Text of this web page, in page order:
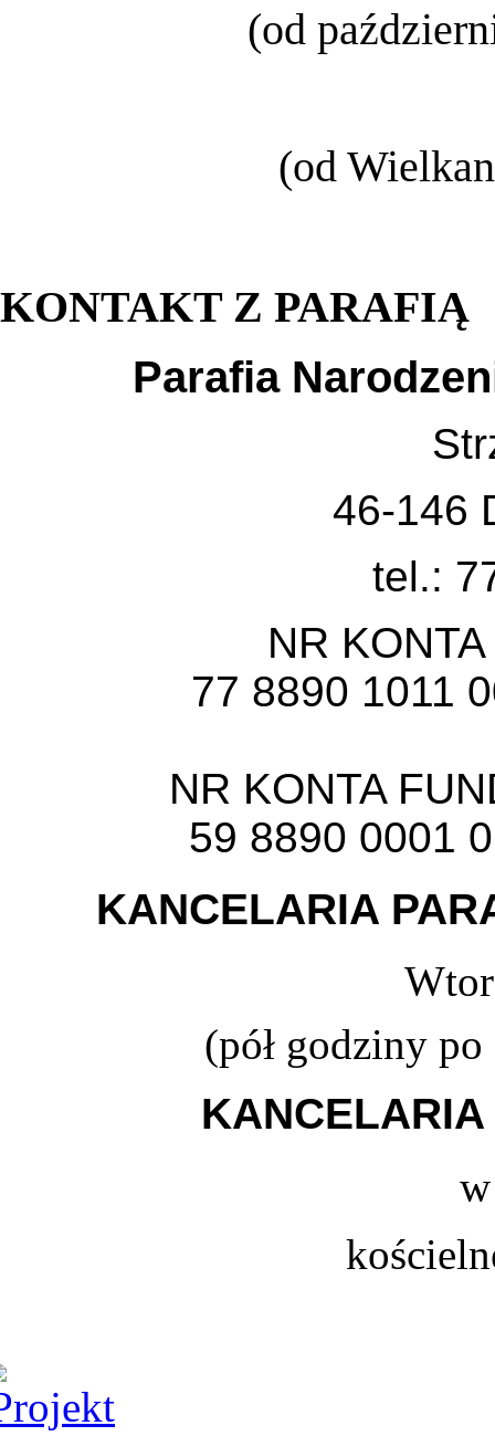
(od
(od
KONTAKT Z PARAFIĄ
Parafia
46-146
tel.:
NR
77 8890 1011
NR KONTA
59 8890 0001
KANCELARIA
(pół godziny